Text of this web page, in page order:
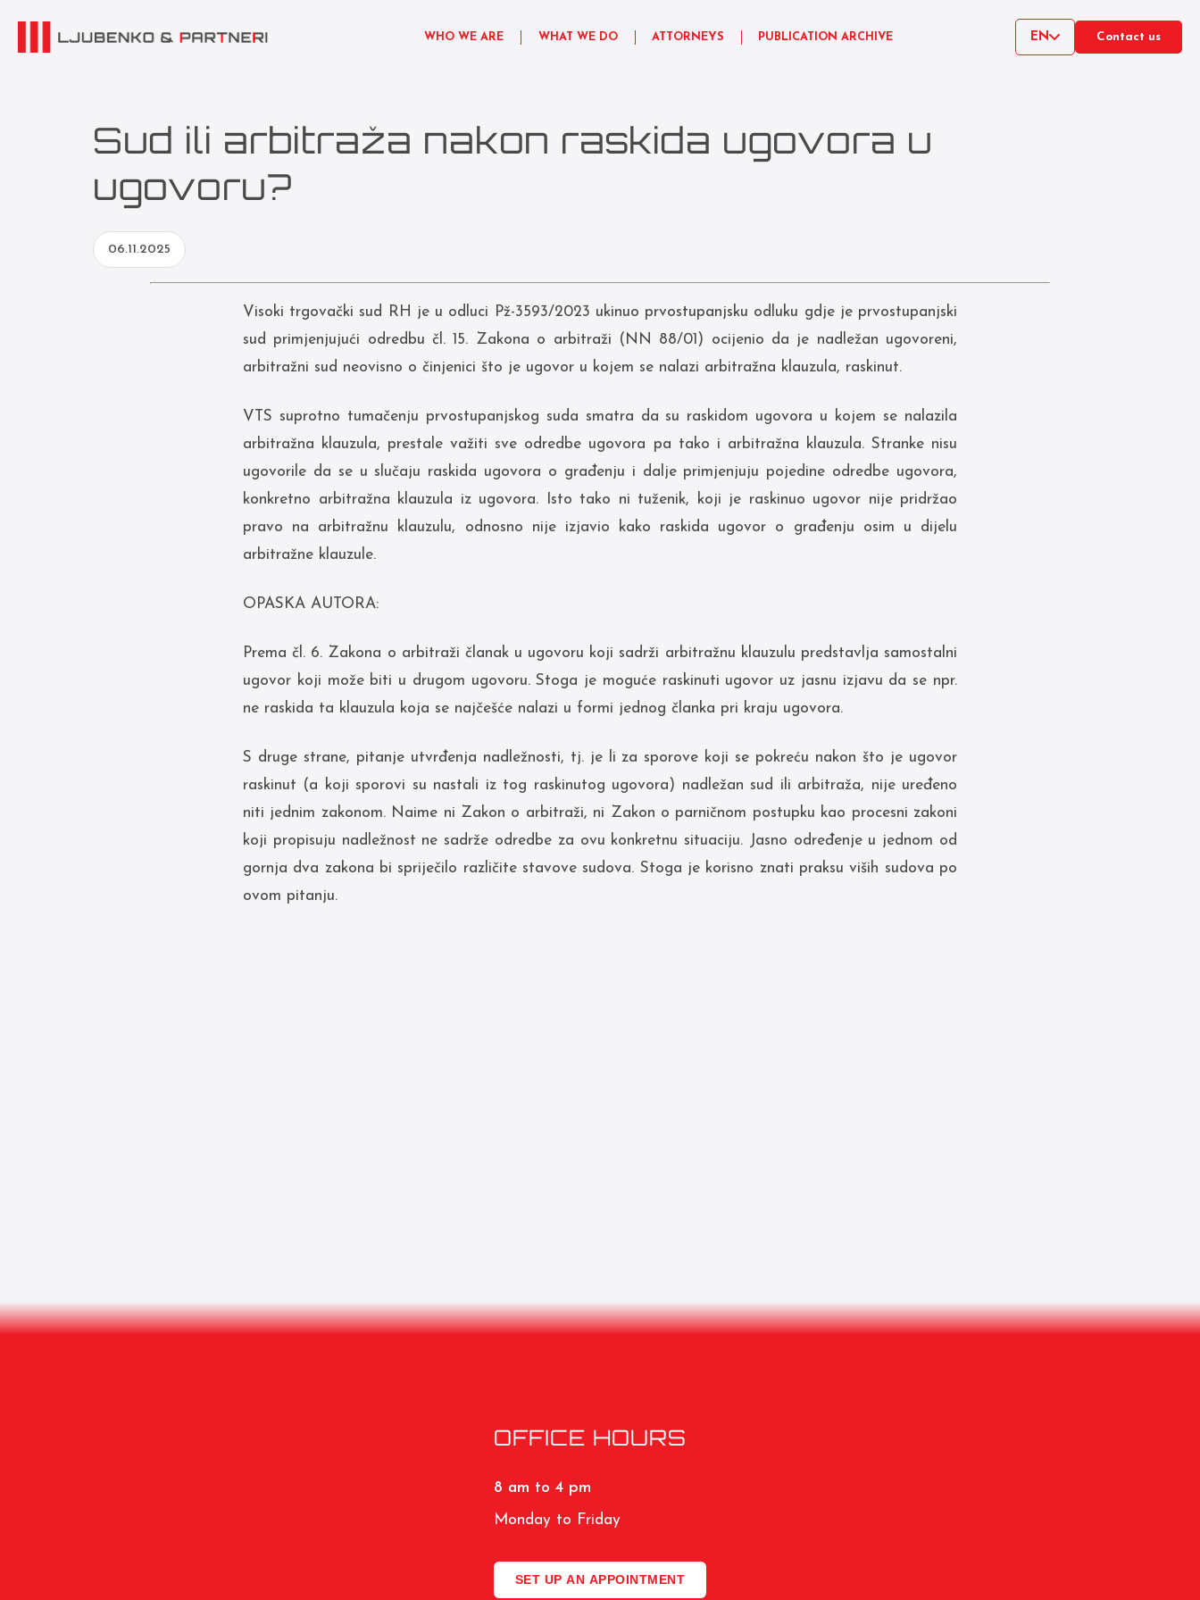
WHO WE ARE WHAT WE DO ATTORNEYS PUBLICATION ARCHIVE EN Contact us
Sud ili arbitraža nakon raskida ugovora u
ugovoru?
06.11.2025
Visoki trgovački sud RH je u odluci Pž-3593/2023 ukinuo prvostupanjsku odluku gdje je prvostupanjski
sud primjenjujući odredbu čl. 15. Zakona o arbitraži (NN 88/01) ocijenio da je nadležan ugovoreni,
arbitražni sud neovisno o činjenici što je ugovor u kojem se nalazi arbitražna klauzula, raskinut.
VTS suprotno tumačenju prvostupanjskog suda smatra da su raskidom ugovora u kojem se nalazila
arbitražna klauzula, prestale važiti sve odredbe ugovora pa tako i arbitražna klauzula. Stranke nisu
ugovorile da se u slučaju raskida ugovora o građenju i dalje primjenjuju pojedine odredbe ugovora,
konkretno arbitražna klauzula iz ugovora. Isto tako ni tuženik, koji je raskinuo ugovor nije pridržao
pravo na arbitražnu klauzulu, odnosno nije izjavio kako raskida ugovor o građenju osim u dijelu
arbitražne klauzule.
OPASKA AUTORA:
Prema čl. 6. Zakona o arbitraži članak u ugovoru koji sadrži arbitražnu klauzulu predstavlja samostalni
ugovor koji može biti u drugom ugovoru. Stoga je moguće raskinuti ugovor uz jasnu izjavu da se npr.
ne raskida ta klauzula koja se najčešće nalazi u formi jednog članka pri kraju ugovora.
S druge strane, pitanje utvrđenja nadležnosti, tj. je li za sporove koji se pokreću nakon što je ugovor
raskinut (a koji sporovi su nastali iz tog raskinutog ugovora) nadležan sud ili arbitraža, nije uređeno
niti jednim zakonom. Naime ni Zakon o arbitraži, ni Zakon o parničnom postupku kao procesni zakoni
koji propisuju nadležnost ne sadrže odredbe za ovu konkretnu situaciju. Jasno određenje u jednom od
gornja dva zakona bi spriječilo različite stavove sudova. Stoga je korisno znati praksu viših sudova po
ovom pitanju.
OFFICE HOURS
8 am to 4 pm
Monday to Friday
SET UP AN APPOINTMENT